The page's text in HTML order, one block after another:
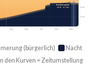
Aug Sep Okt Nov Dez
18:00
21:00
Earliest sunset
16:36 · 12. Dez
(bürgerlich)
Nacht
den Kurven = Zeitumstellung